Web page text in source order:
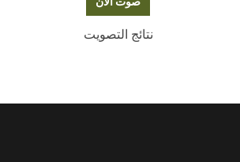
نتائج التصويت